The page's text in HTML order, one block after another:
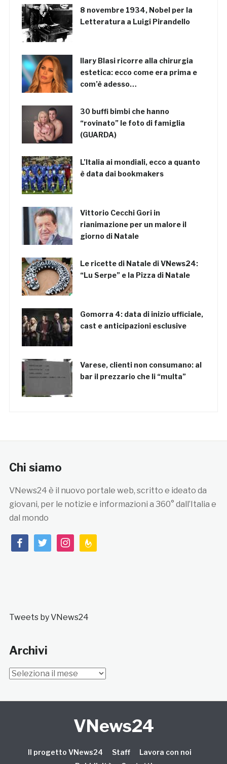
8 novembre 1934, Nobel per la
Letteratura a Luigi Pirandello
Ilary Blasi ricorre alla chirurgia
estetica: ecco come era prima e
com’è adesso…
30 buffi bimbi che hanno
“rovinato” le foto di famiglia
(GUARDA)
L’Italia ai mondiali, ecco a quanto
è data dai bookmakers
Vittorio Cecchi Gori in
rianimazione per un malore il
giorno di Natale
Le ricette di Natale di VNews24:
“Lu Serpe” e la Pizza di Natale
Gomorra 4: data di inizio ufficiale,
cast e anticipazioni esclusive
Varese, clienti non consumano: al
bar il prezzario che li “multa”
Chi siamo
VNews24 è il nuovo portale web, scritto e ideato da
giovani, per le notizie e informazioni a 360° dall’Italia e
dal mondo
facebooktwitterinstagramfeedburner
Tweets by VNews24
Archivi
Archivi
VNews24
Il progetto VNews24 Staff
Lavora con noi